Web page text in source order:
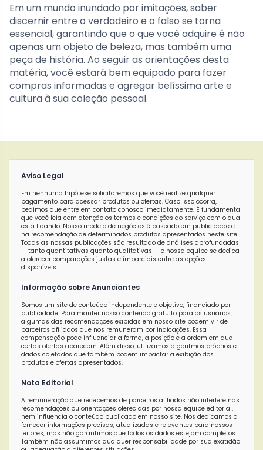
Em um mundo inundado por imitações, saber
discernir entre o verdadeiro e o falso se torna
essencial, garantindo que o que você adquire é não
apenas um objeto de beleza, mas também uma
peça de história. Ao seguir as orientações desta
matéria, você estará bem equipado para fazer
compras informadas e agregar belíssima arte e
cultura à sua coleção pessoal.
Aviso Legal
Em nenhuma hipótese solicitaremos que você realize qualquer
pagamento para acessar produtos ou ofertas. Caso isso ocorra,
pedimos que entre em contato conosco imediatamente. É fundamental
que você leia com atenção os termos e condições do serviço com o qual
está lidando. Nosso modelo de negócios é baseado em publicidade e
na recomendação de determinados produtos apresentados neste site.
Todas as nossas publicações são resultado de análises aprofundadas
— tanto quantitativas quanto qualitativas — e nossa equipe se dedica
a oferecer comparações justas e imparciais entre as opções
disponíveis.
Informação sobre Anunciantes
Somos um site de conteúdo independente e objetivo, financiado por
publicidade. Para manter nosso conteúdo gratuito para os usuários,
algumas das recomendações exibidas em nosso site podem vir de
parceiros afiliados que nos remuneram por indicações. Essa
compensação pode influenciar a forma, a posição e a ordem em que
certas ofertas aparecem. Além disso, utilizamos algoritmos próprios e
dados coletados que também podem impactar a exibição dos
produtos e ofertas apresentados.
Nota Editorial
A remuneração que recebemos de parceiros afiliados não interfere nas
recomendações ou orientações oferecidas por nossa equipe editorial,
nem influencia o conteúdo publicado em nosso site. Nos dedicamos a
fornecer informações precisas, atualizadas e relevantes para nossos
leitores, mas não garantimos que todos os dados estejam completos.
Também não assumimos qualquer responsabilidade por sua exatidão